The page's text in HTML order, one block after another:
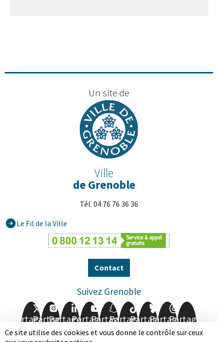
Ce site utilise des cookies et vous donne le contrôle sur ceux
Un site de
Ville
de Grenoble
Tél. 04 76 76 36 36
Le Fil de la Ville
Contact
Suivez Grenoble
Partager
sur
Partager
sur
Partager
sur
Partager
sur
Partager
sur
Partager
sur
Partager
sur
Partager
sur
Partager
sur